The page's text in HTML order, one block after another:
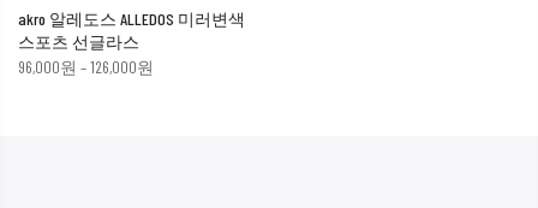
akro 알레도스 ALLEDOS 미러변색
스포츠 선글라스
96,000원 –126,000원